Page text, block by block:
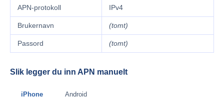
APN-protokoll IPv4
Brukernavn (tomt)
Passord (tomt)
Slik legger du inn APN manuelt
iPhone Android